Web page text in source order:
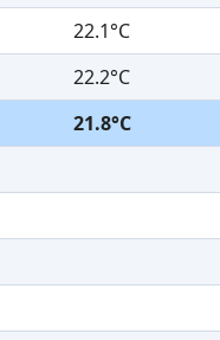
22.1°C
22.2°C
21.8°C